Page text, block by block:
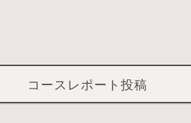
コースレポート投稿